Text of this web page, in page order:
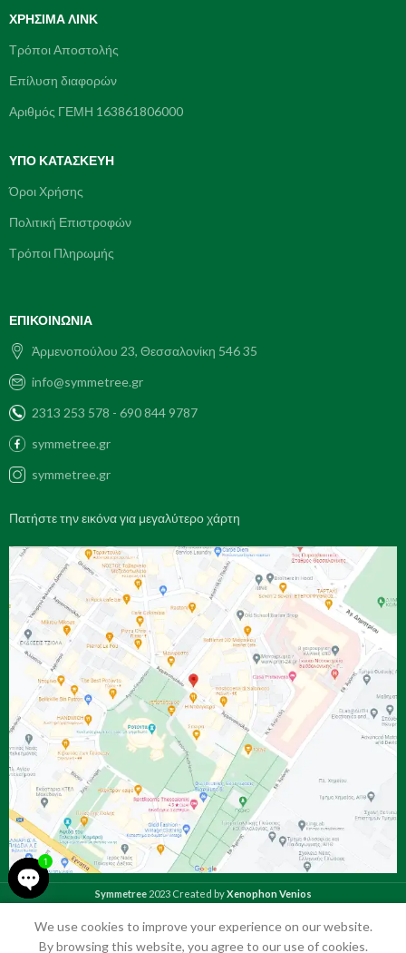
ΧΡΉΣΙΜΑ ΛΙΝΚ
Τρόποι Αποστολής
Επίλυση διαφορών
Αριθμός ΓΕΜΗ 163861806000
ΥΠΌ ΚΑΤΑΣΚΕΥΗ
Όροι Χρήσης
Πολιτική Επιστροφών
Τρόποι Πληρωμής
ΕΠΙΚΟΙΝΩΝΊΑ
Ἀρμενοπούλου 23, Θεσσαλονίκη 546 35
info@symmetree.gr
2313 253 578 - 690 844 9787
symmetree.gr
symmetree.gr
Πατήστε την εικόνα για μεγαλύτερο χάρτη
Symmetree 2023 Created byXenophon Venios
Αγαπημένα
Καλάθι
Ο λογαριασμός μου
We use cookies to improve your experience on our website.
By browsing this website, you agree to our use of cookies.
Open
chaty
1